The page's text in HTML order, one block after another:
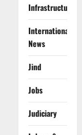
Infrastructure
International
News
Jind
Jobs
Judiciary